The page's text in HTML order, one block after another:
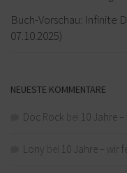
Buch-Vorschau: Infinite
07.10.2025)
NEUESTE KOMMENTARE
Doc Rock 10 Jahre
Lony 10 Jahre – wir